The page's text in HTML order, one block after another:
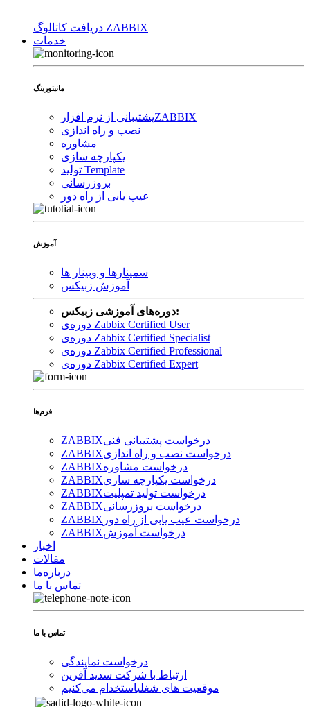
دریافت کاتالوگ ZABBIX
خدمات
مانیتورینگ
پشتیبانی از نرم افزارZABBIX
نصب و راه اندازی
مشاوره
یکپارچه سازی
تولید Template
بروزرسانی
عیب یابی از راه دور
آموزش
سمینارها و وبینار ها
آموزش زبیکس
دوره‌های آموزشی زبیکس:
دوره‌ی Zabbix Certified User
دوره‌ی Zabbix Certified Specialist
دوره‌ی Zabbix Certified Professional
دوره‌ی Zabbix Certified Expert
فرم‌ها
ZABBIXدرخواست پشتیبانی فنی
ZABBIXدرخواست نصب و راه اندازی
ZABBIXدرخواست مشاوره
ZABBIXدرخواست یکپارچه سازی
ZABBIXدرخواست تولید تمپلیت
ZABBIXدرخواست بروزرسانی
ZABBIX درخواست عیب یابی از راه دور
ZABBIXدرخواست آموزش
اخبار
مقالات
درباره‌ما
تماس با ما
تماس با ما
درخواست نمایندگی
ارتباط با شرکت سدید آفرین
موقعیت های شغلیاستخدام ‌می‌کنیم